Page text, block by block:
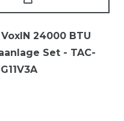
24000 BTU
Set - TAC-